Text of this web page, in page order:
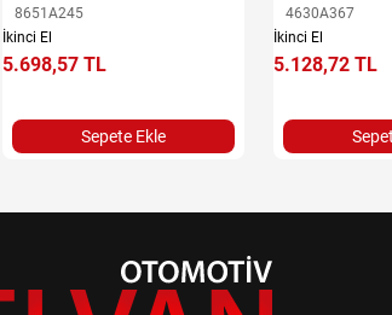
8651A245
İkinci El
5.698,57 TL
Sepete Ekle
4630A367
İkinci El
5.128,72 TL